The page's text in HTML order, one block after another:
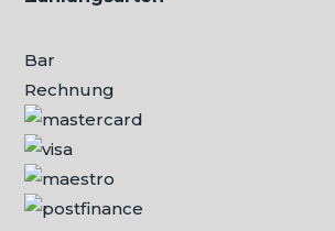
Bar
Rechnung